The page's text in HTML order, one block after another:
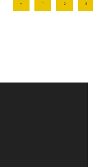
« 1 2 3